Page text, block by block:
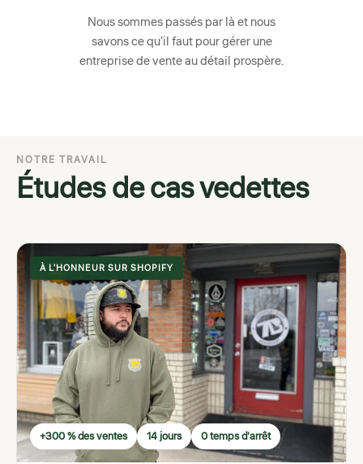
Nous sommes passés par là et nous
savons ce qu'il faut pour gérer une
entreprise de vente au détail prospère.
NOTRE TRAVAIL
Études de cas vedettes
À L'HONNEUR SUR SHOPIFY
+300 % des ventes 14 jours 0 temps d'arrêt